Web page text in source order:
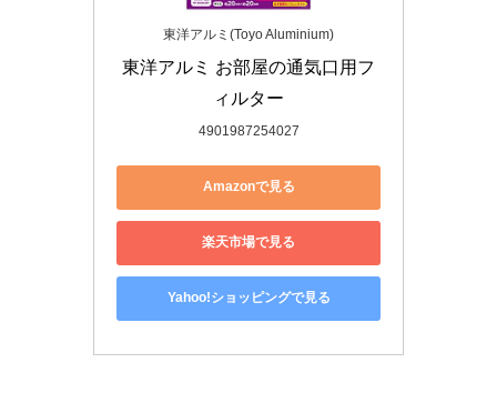
東洋アルミ(Toyo Aluminium)
東洋アルミ お部屋の通気口用フ
ィルター
4901987254027
Amazonで見る
楽天市場で見る
Yahoo!ショッピングで見る